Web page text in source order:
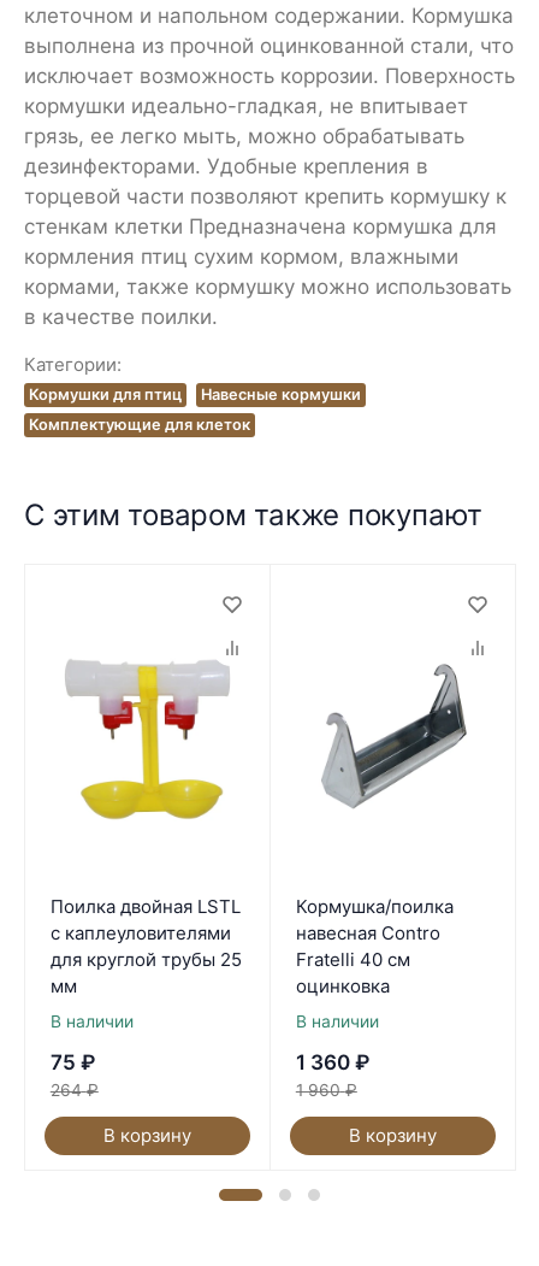
клеточном и напольном содержании. Кормушка
выполнена из прочной оцинкованной стали, что
исключает возможность коррозии. Поверхность
кормушки идеально-гладкая, не впитывает
грязь, ее легко мыть, можно обрабатывать
дезинфекторами. Удобные крепления в
торцевой части позволяют крепить кормушку к
стенкам клетки Предназначена кормушка для
кормления птиц сухим кормом, влажными
кормами, также кормушку можно использовать
в качестве поилки.
Категории:
Кормушки для птиц
Навесные кормушки
Комплектующие для клеток
С этим товаром также покупают
Поилка двойная LSTL
с каплеуловителями
для круглой трубы 25
мм
В наличии
75 ₽
264 ₽
В корзину
Кормушка/поилка
навесная Contro
Fratelli 40 см
оцинковка
В наличии
1 360 ₽
1 960 ₽
В корзину